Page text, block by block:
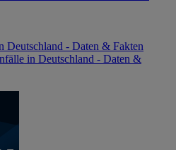
Deutschland - Daten & Fakten
in Deutschland - Daten &